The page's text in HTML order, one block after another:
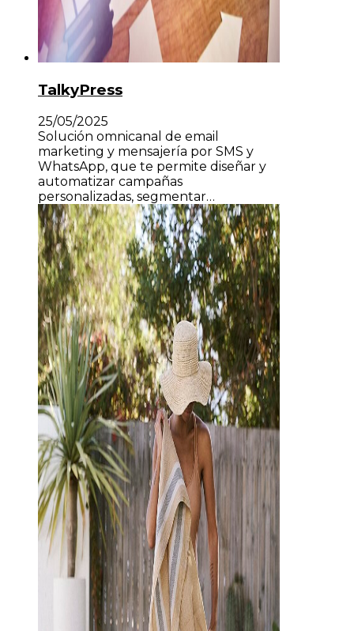
TalkyPress
25/05/2025
Solución omnicanal de email
marketing y mensajería por SMS y
WhatsApp, que te permite diseñar y
automatizar campañas
personalizadas, segmentar…